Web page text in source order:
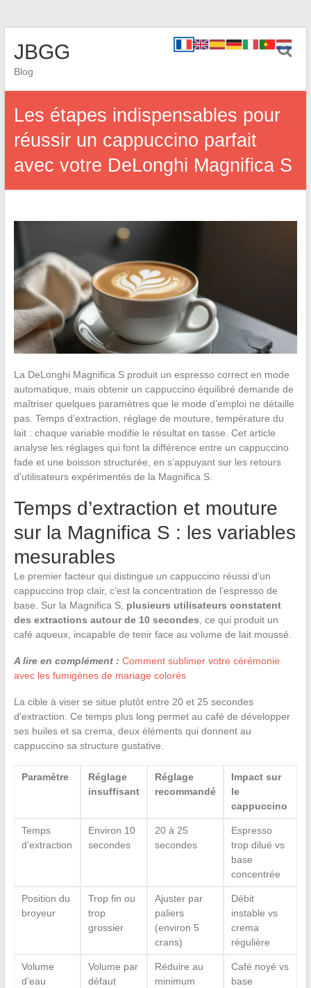
JBGG
Blog
Les étapes indispensables pour
réussir un cappuccino parfait
avec votre DeLonghi Magnifica S
La DeLonghi Magnifica S produit un espresso correct en mode
automatique, mais obtenir un cappuccino équilibré demande de
maîtriser quelques paramètres que le mode d’emploi ne détaille
pas. Temps d’extraction, réglage de mouture, température du
lait : chaque variable modifie le résultat en tasse. Cet article
analyse les réglages qui font la différence entre un cappuccino
fade et une boisson structurée, en s’appuyant sur les retours
d’utilisateurs expérimentés de la Magnifica S.
Temps d’extraction et mouture
sur la Magnifica S : les variables
mesurables
Le premier facteur qui distingue un cappuccino réussi d’un
cappuccino trop clair, c’est la concentration de l’espresso de
base. Sur la Magnifica S, plusieurs utilisateurs constatent
des extractions autour de 10 secondes , ce qui produit un
café aqueux, incapable de tenir face au volume de lait moussé.
A lire en complément : Comment sublimer votre cérémonie
avec les fumigènes de mariage colorés
La cible à viser se situe plutôt entre 20 et 25 secondes
d’extraction. Ce temps plus long permet au café de développer
ses huiles et sa crema, deux éléments qui donnent au
cappuccino sa structure gustative.
Paramètre
Réglage
insuffisant
Réglage
recommandé
Impact sur
le
cappuccino
Temps
d’extraction
Environ 10
secondes
20 à 25
secondes
Espresso
trop dilué vs
base
concentrée
Position du
broyeur
Trop fin ou
trop
grossier
Ajuster par
paliers
(environ 5
crans)
Débit
instable vs
crema
régulière
Volume
d’eau
Volume par
défaut
Réduire au
minimum
Café noyé vs
base